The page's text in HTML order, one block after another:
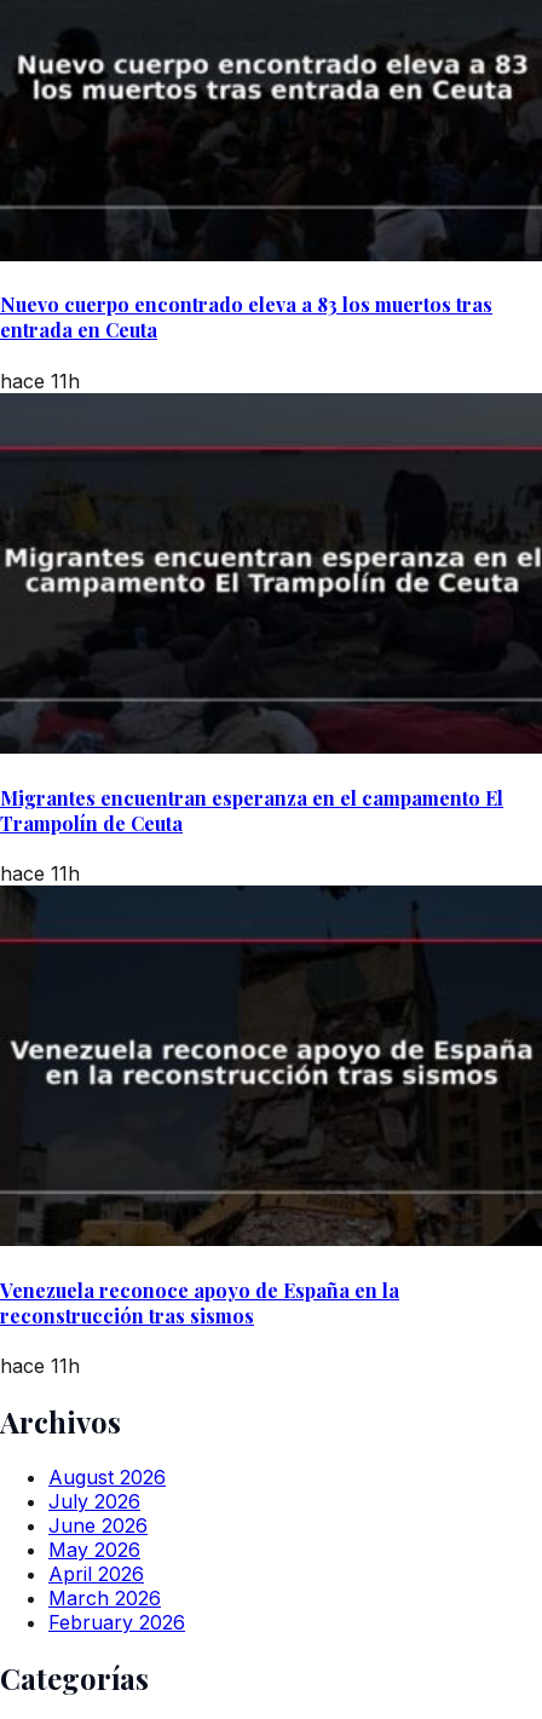
Nuevo cuerpo encontrado eleva a 83 los muertos tras
entrada en Ceuta
hace 11h
Migrantes encuentran esperanza en el campamento El
Trampolín de Ceuta
hace 11h
Venezuela reconoce apoyo de España en la
reconstrucción tras sismos
hace 11h
Archivos
August 2026
July 2026
June 2026
May 2026
April 2026
March 2026
February 2026
Categorías